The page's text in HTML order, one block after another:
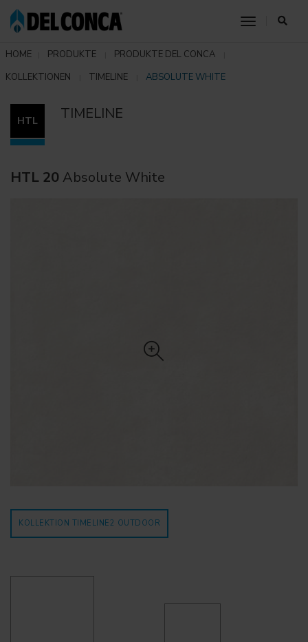
toggle
HOME PRODUKTE
PRODUKTE DEL CONCA
KOLLEKTIONEN
TIMELINE ABSOLUTE WHITE
HTL TIMELINE
HTL 20 Absolute White
KOLLEKTION TIMELINE2 OUTDOOR